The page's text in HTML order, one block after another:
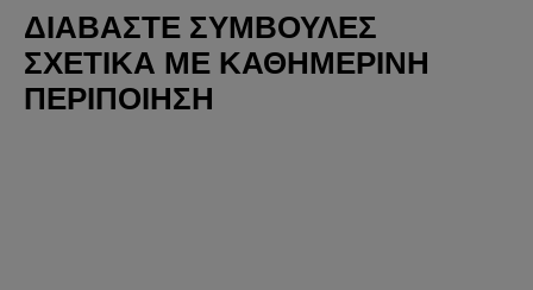
ΔΙΑΒΆΣΤΕ ΣΥΜΒΟΥΛΈΣ
ΣΧΕΤΙΚΆ ΜΕ ΚΑΘΗΜΕΡΙΝΉ
ΠΕΡΙΠΟΊΗΣΗ